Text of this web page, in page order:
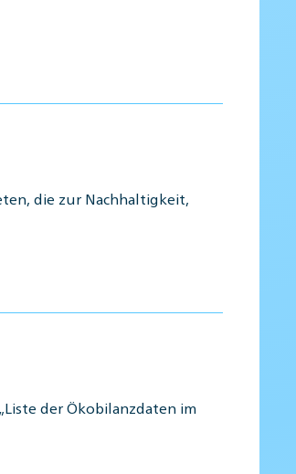
die zur Nachhaltigkeit,
der Ökobilanzdaten im